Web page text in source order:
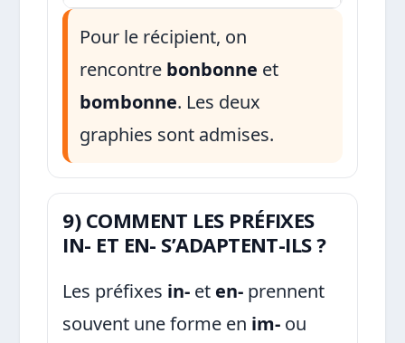
Pour le récipient, on
rencontre bonbonne et
bombonne. Les deux
graphies sont admises.
9) COMMENT LES PRÉFIXES
IN- ET EN- S’ADAPTENT-ILS ?
Les préfixes in- et en- prennent
souvent une forme en im- ou